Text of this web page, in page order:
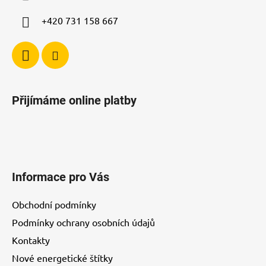
+420 731 158 667
Přijímáme online platby
Informace pro Vás
Obchodní podmínky
Podmínky ochrany osobních údajů
Kontakty
Nové energetické štítky